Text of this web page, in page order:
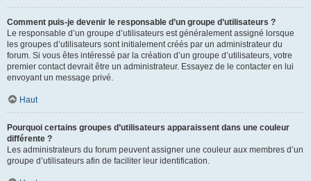
Comment puis-je devenir le responsable d’un groupe d’utilisateurs ?
Le responsable d’un groupe d’utilisateurs est généralement assigné lorsque
les groupes d’utilisateurs sont initialement créés par un administrateur du
forum. Si vous êtes intéressé par la création d’un groupe d’utilisateurs, votre
premier contact devrait être un administrateur. Essayez de le contacter en lui
envoyant un message privé.
Haut
Pourquoi certains groupes d’utilisateurs apparaissent dans une couleur
différente ?
Les administrateurs du forum peuvent assigner une couleur aux membres d’un
groupe d’utilisateurs afin de faciliter leur identification.